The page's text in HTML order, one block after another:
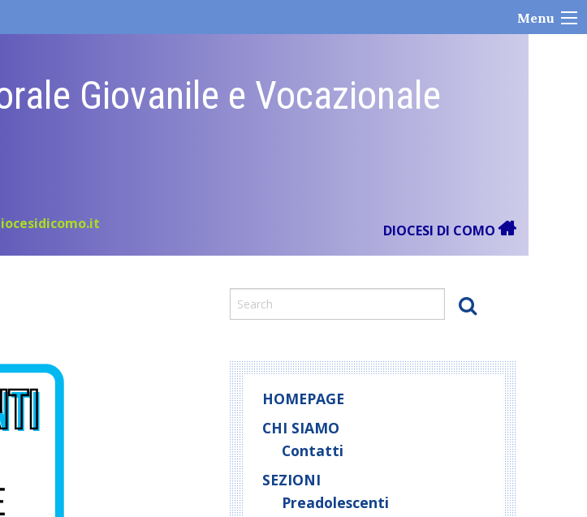
Menu
Giovanile e Vocazionale
DIOCESI DI COMO
HOMEPAGE
CHI SIAMO
Contatti
SEZIONI
Preadolescenti